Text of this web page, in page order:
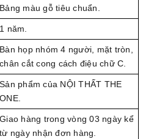
Bảng màu gỗ tiêu chuẩn.
1 năm.
Bàn họp nhóm 4 người, mặt tròn,
chân cắt cong cách điệu chữ C.
Sản phẩm của NỘI THẤT THE
ONE.
Giao hàng trong vòng 03 ngày kể
từ ngày nhận đơn hàng.